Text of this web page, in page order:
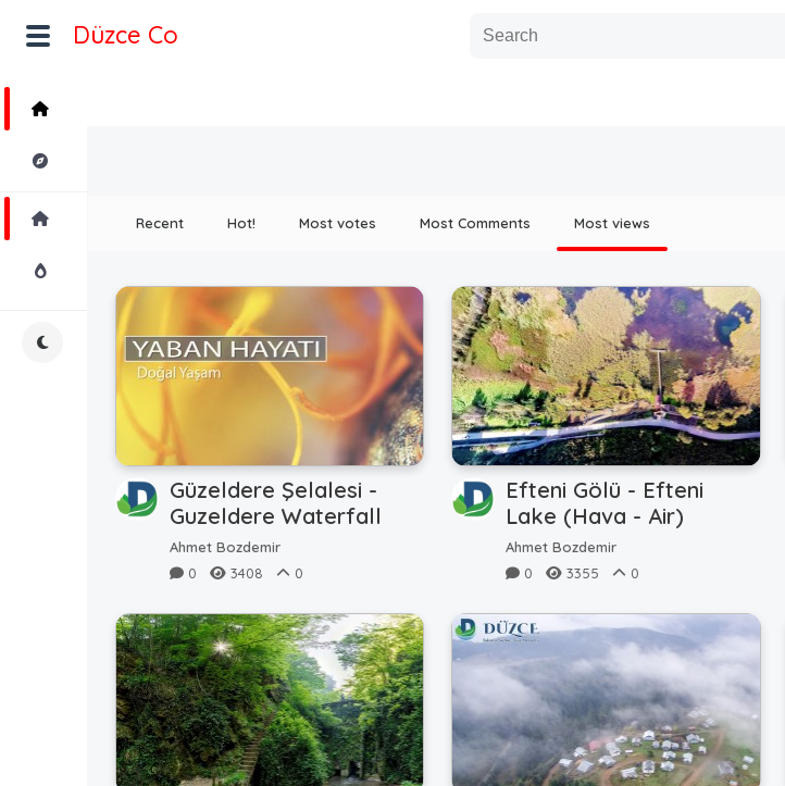
Düzce Co
Home
Night Mode
Recent Hot! Most votes Most Comments Most views
Güzeldere Şelalesi -
Guzeldere Waterfall
Ahmet Bozdemir
0
3408 0
Efteni Gölü - Efteni
Lake (Hava - Air)
Ahmet Bozdemir
0
3355 0